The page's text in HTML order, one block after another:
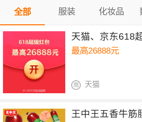
全部 服装 化妆品
天猫、京东618
最高26888元
天猫
王中王五香牛筋